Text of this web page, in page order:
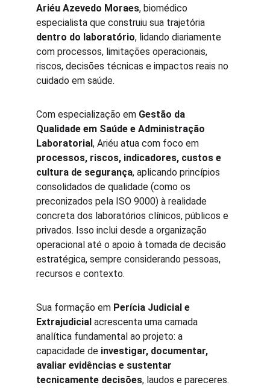
Ariéu Azevedo Moraes, biomédico
especialista que construiu sua trajetória
dentro do laboratório, lidando diariamente
com processos, limitações operacionais,
riscos, decisões técnicas e impactos reais no
cuidado em saúde.
Com especialização em Gestão da
Qualidade em Saúde e Administração
Laboratorial, Ariéu atua com foco em
processos, riscos, indicadores, custos e
cultura de segurança, aplicando princípios
consolidados de qualidade (como os
preconizados pela ISO 9000) à realidade
concreta dos laboratórios clínicos, públicos e
privados. Isso inclui desde a organização
operacional até o apoio à tomada de decisão
estratégica, sempre considerando pessoas,
recursos e contexto.
Sua formação em Perícia Judicial e
Extrajudicial acrescenta uma camada
analítica fundamental ao projeto: a
capacidade de investigar, documentar,
avaliar evidências e sustentar
tecnicamente decisões, laudos e pareceres.